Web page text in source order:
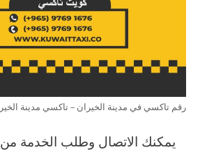
رقم تاكسي في مدينة الخيران – تاكسي مدينة
يمكنك الاتصال وطلب الخدمة